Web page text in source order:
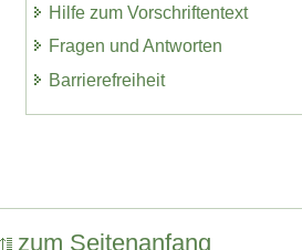
Hilfe zum Vorschriftentext
Fragen und Antworten
Barrierefreiheit
zum Seitenanfang